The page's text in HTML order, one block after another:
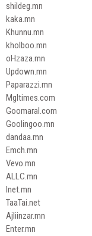
shildeg.mn
kaka.mn
Khunnu.mn
kholboo.mn
oHzaza.mn
Updown.mn
Paparazzi.mn
Mgltimes.com
Goomaral.com
Goolingoo.mn
dandaa.mn
Emch.mn
Vevo.mn
ALLC.mn
Inet.mn
TaaTai.net
Ajliinzar.mn
Enter.mn